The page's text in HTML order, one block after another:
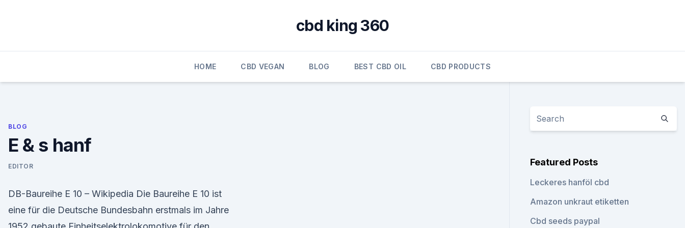
cbd king 360
HOME CBD VEGAN BLOG BEST CBD OIL CBD PRODUCTS
BLOG
E & s hanf
EDITOR
DB-Baureihe E 10 – Wikipedia Die Baureihe E 10 ist
eine für die Deutsche Bundesbahn erstmals im Jahre
Featured Posts
Leckeres hanföl cbd
Amazon unkraut etiketten
Cbd seeds paypal